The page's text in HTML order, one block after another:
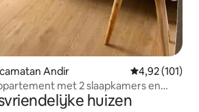
Andir Gemiddelde
4,92 (101)
met 2 slaapkamers en
de bergen
huizen